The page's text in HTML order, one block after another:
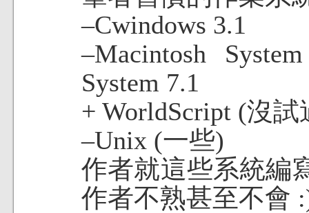
–Cwindows 3.1
–Macintosh
System 7.1
+ WorldScript (沒試
–Unix (一些)
作者就這些系統編
作者不熟甚至不會